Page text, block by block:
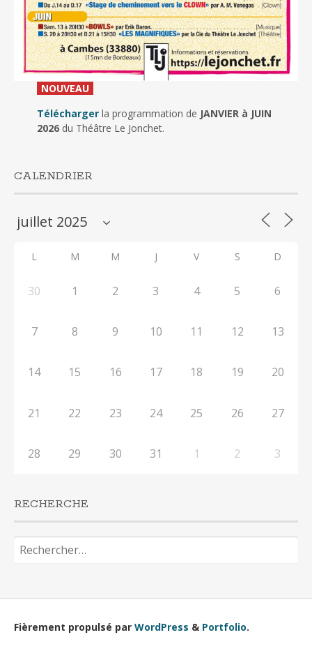
NOUVEAU_
Télécharger la programmation de JANVIER à JUIN
2026du Théâtre Le Jonchet.
CALENDRIER
L M M J V S D
30 1 2 3 4 5 6
7 8 9 10 11 12 13
14 15 16 17 18 19 20
21 22 23 24 25 26 27
28 29 30 31 1 2 3
RECHERCHE
Rechercher :
Fièrement propulsé par WordPress & Portfolio.